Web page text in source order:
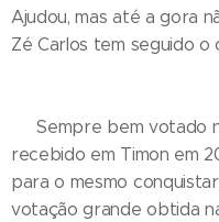
Ajudou, mas até a gora
Zé Carlos tem
Sempre bem votado
recebido em Timon em
para o mesmo
votação grande obtida